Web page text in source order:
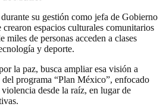
su gestión como jefa de Gobierno
espacios culturales comunitarios
de personas acceden a clases
y deporte.
la paz, busca ampliar esa visión a
programa “Plan México”, enfocado
violencia desde la raíz, en lugar de